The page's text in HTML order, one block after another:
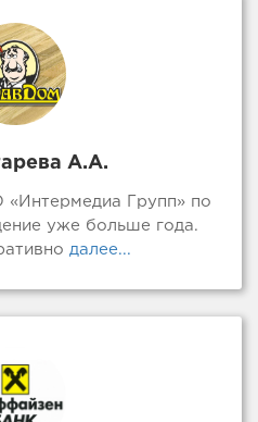
А.А.
Групп» по
уже больше года.
далее...